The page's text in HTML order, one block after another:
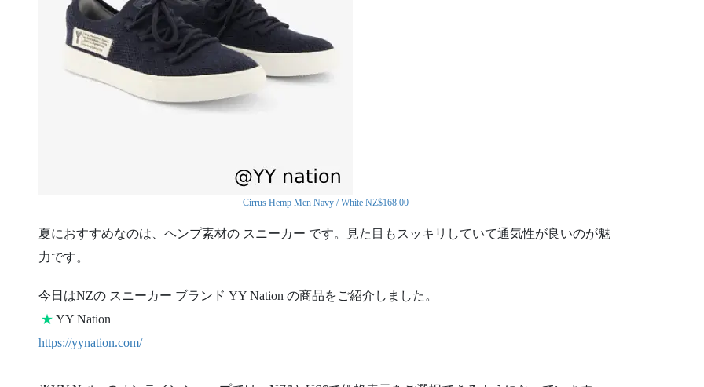
Cirrus Hemp Men Navy / White NZ$168.00
夏におすすめなのは、ヘンプ素材の スニーカー です。見た目もスッキリしていて通気性が良いのが魅
力です。
今日はNZの スニーカー ブランド YY Nation の商品をご紹介しました。
★ YY Nation
https://yynation.com/